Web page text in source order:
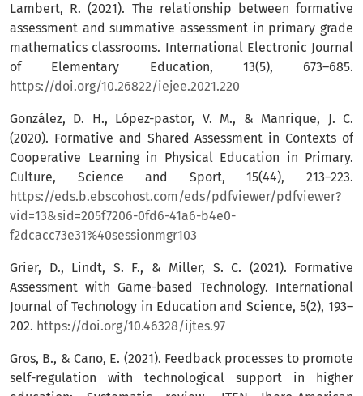
Lambert, R. (2021). The relationship between formative
assessment and summative assessment in primary grade
mathematics classrooms. International Electronic Journal
of Elementary Education, 13(5), 673–685.
https://doi.org/10.26822/iejee.2021.220
González, D. H., López-pastor, V. M., & Manrique, J. C.
(2020). Formative and Shared Assessment in Contexts of
Cooperative Learning in Physical Education in Primary.
Culture, Science and Sport, 15(44), 213–223.
https://eds.b.ebscohost.com/eds/pdfviewer/pdfviewer?
vid=13&sid=205f7206-0fd6-41a6-b4e0-
f2dcacc73e31%40sessionmgr103
Grier, D., Lindt, S. F., & Miller, S. C. (2021). Formative
Assessment with Game-based Technology. International
Journal of Technology in Education and Science, 5(2), 193–
202. https://doi.org/10.46328/ijtes.97
Gros, B., & Cano, E. (2021). Feedback processes to promote
self-regulation with technological support in higher